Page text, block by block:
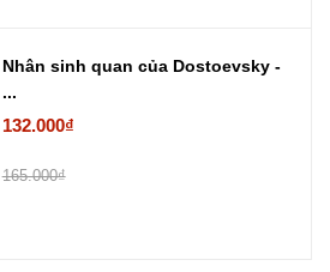
Nhân sinh quan của Dostoevsky -
...
132.000₫
165.000₫